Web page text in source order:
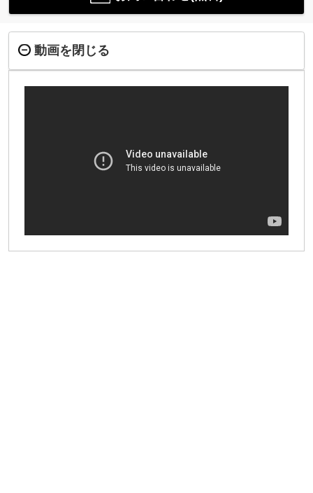
動画を閉じる